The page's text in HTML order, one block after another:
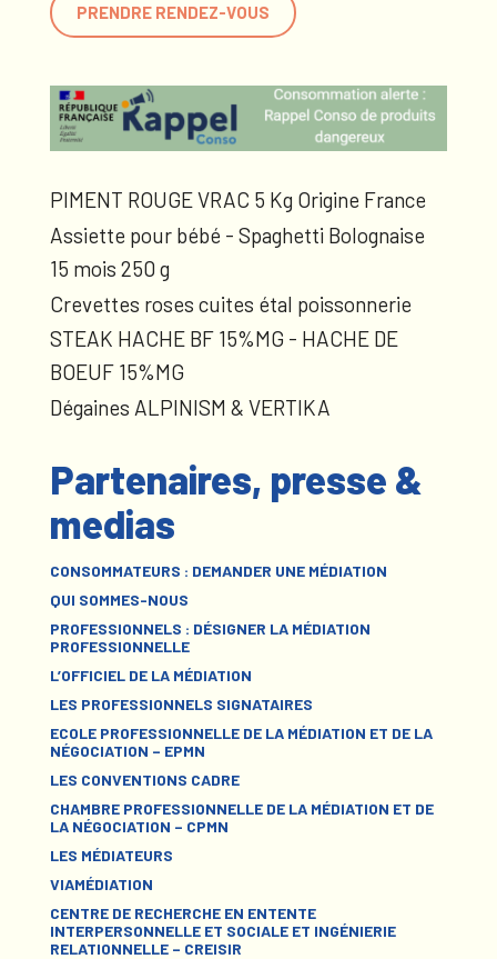
PRENDRE RENDEZ-VOUS
PIMENT ROUGE VRAC 5 Kg Origine France
Assiette pour bébé - Spaghetti Bolognaise
15 mois 250 g
Crevettes roses cuites étal poissonnerie
STEAK HACHE BF 15%MG - HACHE DE
BOEUF 15%MG
Dégaines ALPINISM & VERTIKA
Partenaires, presse &
medias
CONSOMMATEURS : DEMANDER UNE MÉDIATION
QUI SOMMES-NOUS
PROFESSIONNELS : DÉSIGNER LA MÉDIATION
PROFESSIONNELLE
L’OFFICIEL DE LA MÉDIATION
LES PROFESSIONNELS SIGNATAIRES
ECOLE PROFESSIONNELLE DE LA MÉDIATION ET DE LA
NÉGOCIATION – EPMN
LES CONVENTIONS CADRE
CHAMBRE PROFESSIONNELLE DE LA MÉDIATION ET DE
LA NÉGOCIATION – CPMN
LES MÉDIATEURS
VIAMÉDIATION
CENTRE DE RECHERCHE EN ENTENTE
INTERPERSONNELLE ET SOCIALE ET INGÉNIERIE
RELATIONNELLE – CREISIR